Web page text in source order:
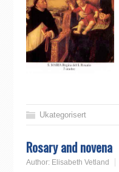
Ukategorisert
Rosary and novena
Author: Elisabeth Vetland